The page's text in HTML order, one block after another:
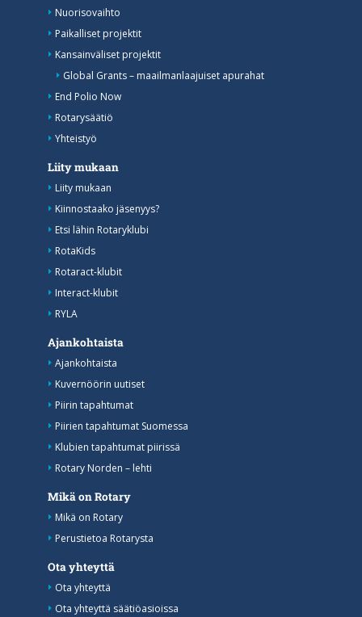
Nuorisovaihto
Paikalliset projektit
Kansainväliset projektit
Global Grants – maailmanlaajuiset apurahat
End Polio Now
Rotarysäätiö
Yhteistyö
Liity mukaan
Liity mukaan
Kiinnostaako jäsenyys?
Etsi lähin Rotaryklubi
RotaKids
Rotaract-klubit
Interact-klubit
RYLA
Ajankohtaista
Ajankohtaista
Kuvernöörin uutiset
Piirin tapahtumat
Piirien tapahtumat Suomessa
Klubien tapahtumat piirissä
Rotary Norden – lehti
Mikä on Rotary
Mikä on Rotary
Perustietoa Rotarysta
Ota yhteyttä
Ota yhteyttä
Ota yhteyttä säätiöasioissa